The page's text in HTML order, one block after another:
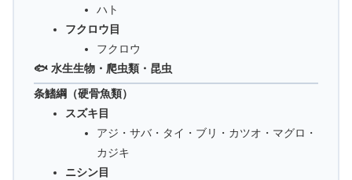
ハト
フクロウ目
フクロウ
🐟 水生生物・爬虫類・昆虫
条鰭綱（硬骨魚類）
スズキ目
アジ・サバ・タイ・ブリ・カツオ・マグロ・
カジキ
ニシン目